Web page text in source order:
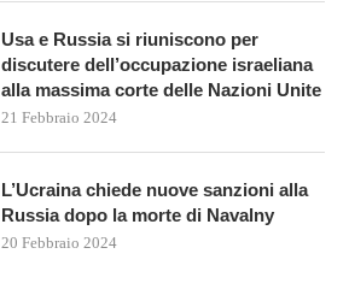
Usa e Russia si riuniscono per
discutere dell’occupazione israeliana
alla massima corte delle Nazioni Unite
21 Febbraio 2024
L’Ucraina chiede nuove sanzioni alla
Russia dopo la morte di Navalny
20 Febbraio 2024